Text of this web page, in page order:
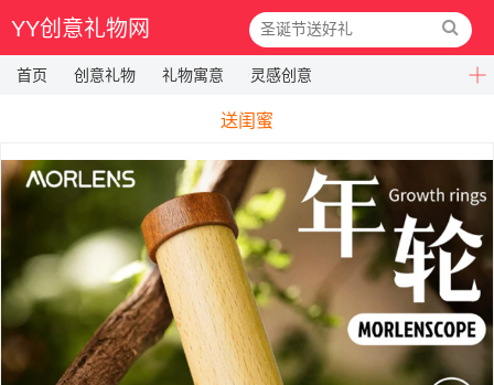
YY创意礼物网
首页 创意礼物 礼物寓意 灵感创意
送闺蜜